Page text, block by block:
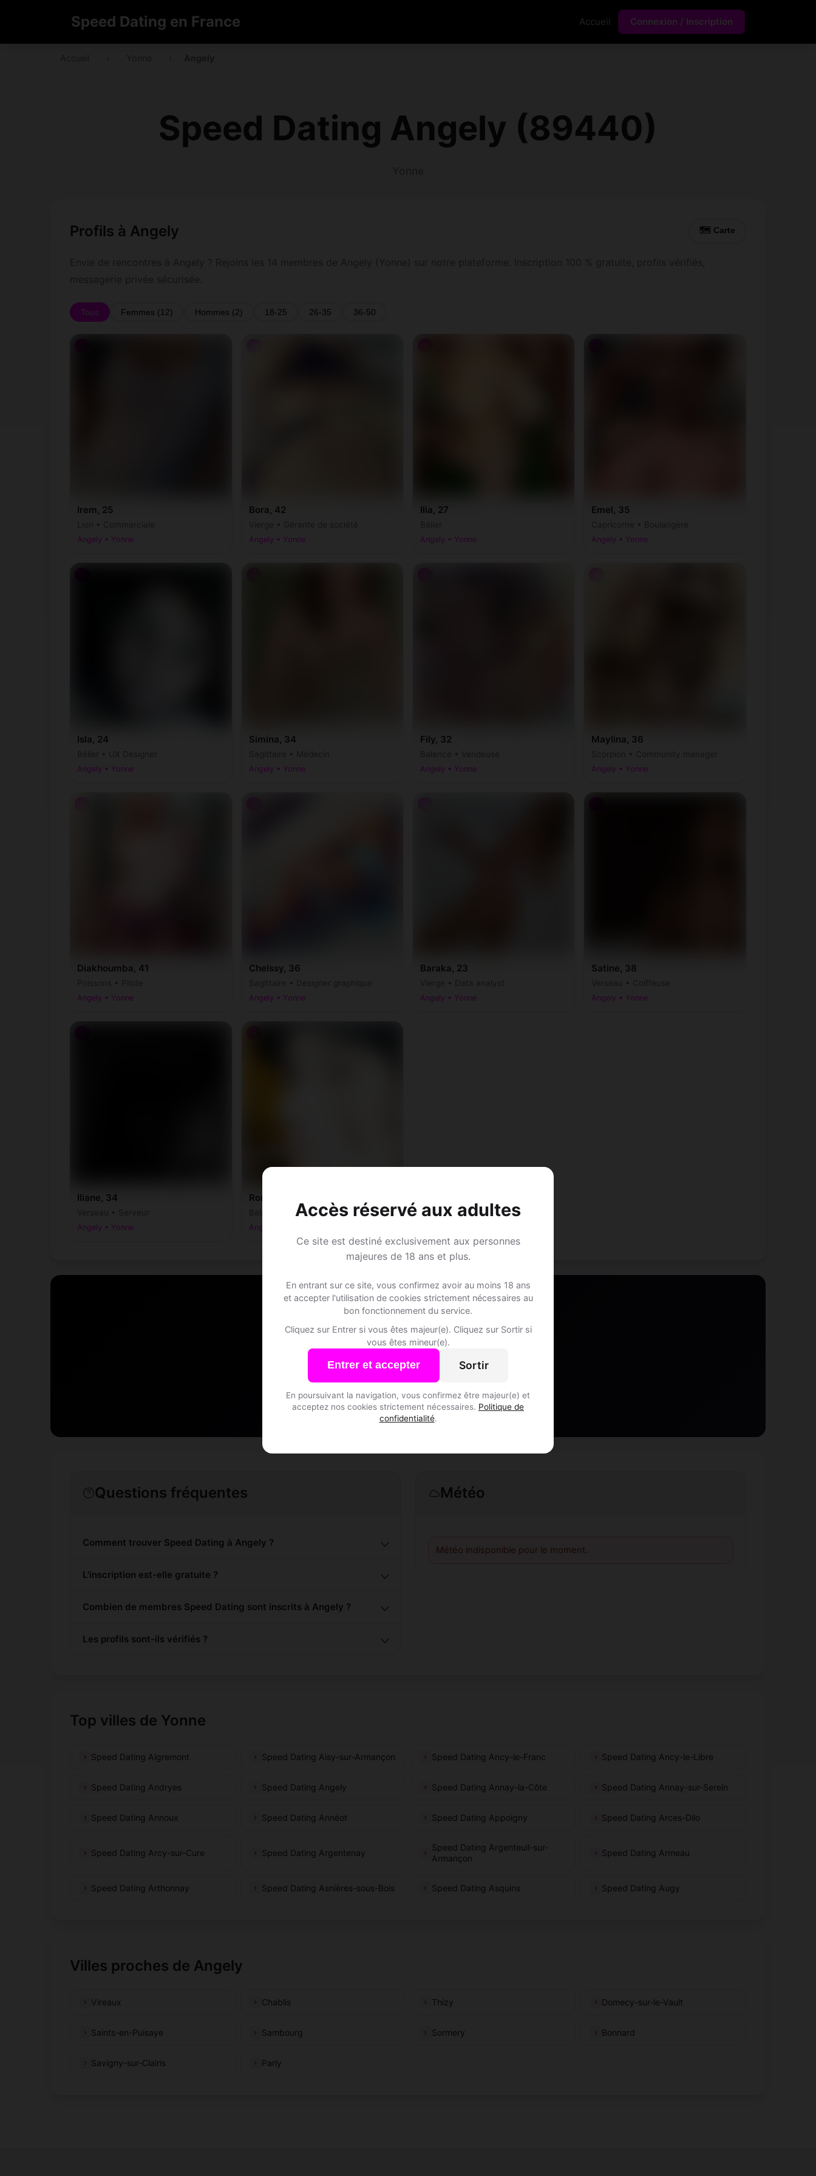
Accès réservé aux adultes
Ce site est destiné exclusivement aux personnes
majeures de 18 ans et plus.
En entrant sur ce site, vous confirmez avoir au moins 18 ans
et accepter l'utilisation de cookies strictement nécessaires au
bon fonctionnement du service.
Cliquez sur Entrer si vous êtes majeur(e). Cliquez sur Sortir si
vous êtes mineur(e).
Entrer et accepter Sortir
En poursuivant la navigation, vous confirmez être majeur(e) et
acceptez nos cookies strictement nécessaires. Politique de
confidentialité.
Speed Dating en France Accueil Connexion / Inscription
Speed Dating Angely (89440)
Profils à Angely 🗺 Carte
Tous Femmes (12) Hommes (2) 18-25 26-35 36-50
Irem, 25
Angely • Yonne
Bora, 42
Angely • Yonne
Ilia, 27
Angely • Yonne
Emel, 35
Angely • Yonne
Isla, 24
Angely • Yonne
Simina, 34
Angely • Yonne
Fily, 32
Angely • Yonne
Maylina, 36
Angely • Yonne
Diakhoumba, 41
Angely • Yonne
Chelssy, 36
Angely • Yonne
Baraka, 23
Angely • Yonne
Satine, 38
Angely • Yonne
Iliane, 34
Angely • Yonne
Roni, 34
Balance • Plombier
Angely • Yonne
Speed Dating à Angely
Rejoins les membres de Angely et des alentours !
S'inscrire gratuitement
Questions fréquentes
Comment trouver Speed Dating à Angely ?
L'inscription est-elle gratuite ?
Combien de membres Speed Dating sont inscrits à Angely ?
Les profils sont-ils vérifiés ?
Météo
Météo indisponible pour le moment.
Top villes de Yonne
Speed Dating Aigremont Speed Dating Aisy-sur-Armançon Speed Dating Ancy-le-Franc Speed Dating Ancy-le-Libre
Speed Dating Andryes Speed Dating Angely Speed Dating Annay-la-Côte Speed Dating Annay-sur-Serein
Speed Dating Annoux Speed Dating Annéot Speed Dating Appoigny Speed Dating Arces-Dilo
Speed Dating Arcy-sur-Cure Speed Dating Argentenay
Speed Dating Argenteuil-sur-
Armançon
Speed Dating Armeau
Speed Dating Arthonnay Speed Dating Asnières-sous-Bois Speed Dating Asquins Speed Dating Augy
Villes proches de Angely
Vireaux Chablis Thizy Domecy-sur-le-Vault
Saints-en-Puisaye Sambourg Sormery Bonnard
Savigny-sur-Clairis Parly